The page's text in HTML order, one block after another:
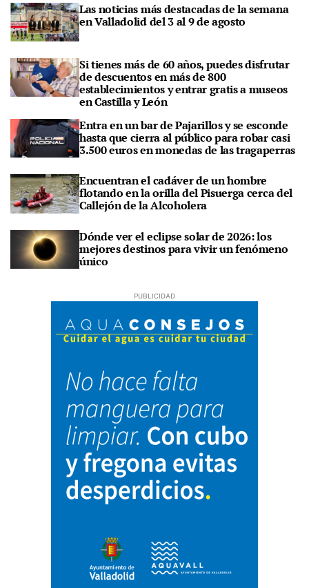
Las noticias más destacadas de la semana
en Valladolid del 3 al 9 de agosto
Si tienes más de 60 años, puedes disfrutar
de descuentos en más de 800
establecimientos y entrar gratis a museos
en Castilla y León
Entra en un bar de Pajarillos y se esconde
hasta que cierra al público para robar casi
3.500 euros en monedas de las tragaperras
Encuentran el cadáver de un hombre
flotando en la orilla del Pisuerga cerca del
Callejón de la Alcoholera
Dónde ver el eclipse solar de 2026: los
mejores destinos para vivir un fenómeno
único